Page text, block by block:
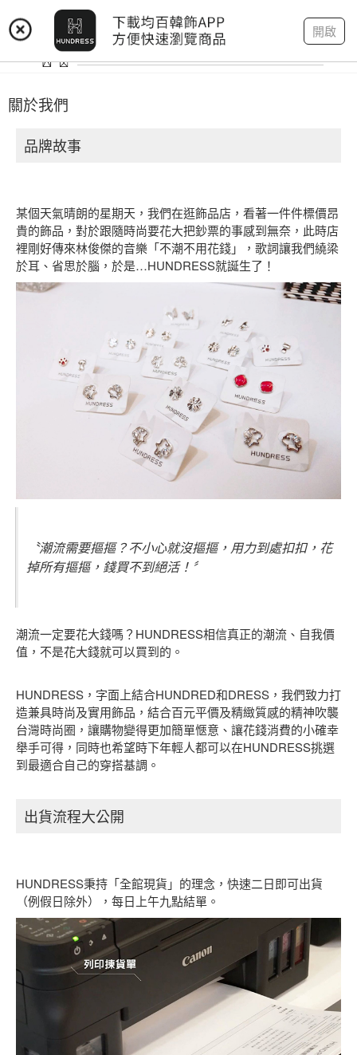
開啟
登入 註冊 我的帳戶
關於我們
品牌故事
某個天氣晴朗的星期天，我們在逛飾品店，看著一件件標價昂
貴的飾品，對於跟隨時尚要花大把鈔票的事感到無奈，此時店
裡剛好傳來林俊傑的音樂「不潮不用花錢」，歌詞讓我們繞梁
於耳、省思於腦，於是…HUNDRESS就誕生了！
〝潮流需要摳摳？不小心就沒摳摳，用力到處扣扣，花
掉所有摳摳，錢買不到絕活！〞
潮流一定要花大錢嗎？HUNDRESS相信真正的潮流、自我價
值，不是花大錢就可以買到的。
HUNDRESS，字面上結合HUNDRED和DRESS，我們致力打
造兼具時尚及實用飾品，結合百元平價及精緻質感的精神吹襲
台灣時尚圈，讓購物變得更加簡單愜意、讓花錢消費的小確幸
舉手可得，同時也希望時下年輕人都可以在HUNDRESS挑選
到最適合自己的穿搭基調。
出貨流程大公開
HUNDRESS秉持「全館現貨」的理念，快速二日即可出貨
（例假日除外），每日上午九點結單。